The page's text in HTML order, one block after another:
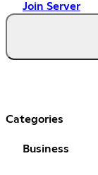
Join Server
Categories
Business